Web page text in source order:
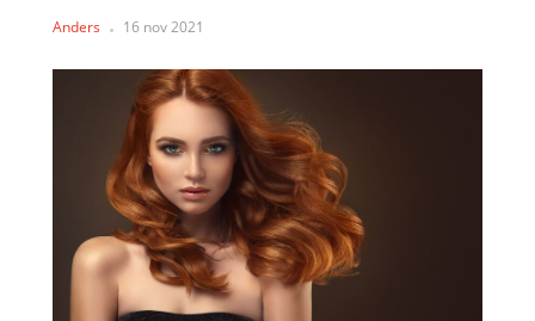
Anders 16 nov 2021